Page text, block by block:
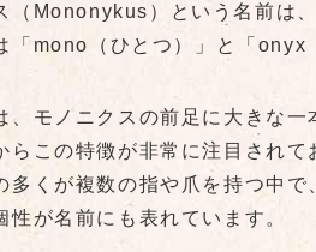
（Mononykus）という名前は
「mono（ひとつ）」と「onyx
、モノニクスの前足に大きな
らこの特徴が非常に注目され
多くが複数の指や爪を持つ中
性が名前にも表れています。